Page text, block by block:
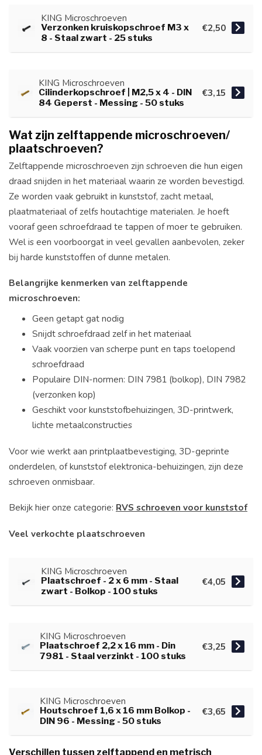
KING Microschroeven
Verzonken kruiskopschroef M3 x
8 - Staal zwart - 25 stuks
€2,50
KING Microschroeven
Cilinderkopschroef | M2,5 x 4 - DIN
84 Geperst - Messing - 50 stuks
€3,15
Wat zijn zelftappende microschroeven/
plaatschroeven?
Zelftappende microschroeven zijn schroeven die hun eigen
draad snijden in het materiaal waarin ze worden bevestigd.
Ze worden vaak gebruikt in kunststof, zacht metaal,
plaatmateriaal of zelfs houtachtige materialen. Je hoeft
vooraf geen schroefdraad te tappen of moer te gebruiken.
Wel is een voorboorgat in veel gevallen aanbevolen, zeker
bij harde kunststoffen of dunne metalen.
Belangrijke kenmerken van zelftappende
microschroeven:
Geen getapt gat nodig
Snijdt schroefdraad zelf in het materiaal
Vaak voorzien van scherpe punt en taps toelopend
schroefdraad
Populaire DIN-normen: DIN 7981 (bolkop), DIN 7982
(verzonken kop)
Geschikt voor kunststofbehuizingen, 3D-printwerk,
lichte metaalconstructies
Voor wie werkt aan printplaatbevestiging, 3D-geprinte
onderdelen, of kunststof elektronica-behuizingen, zijn deze
schroeven onmisbaar.
Bekijk hier onze categorie: RVS schroeven voor kunststof
Veel verkochte plaatschroeven
KING Microschroeven
Plaatschroef - 2 x 6 mm - Staal
zwart - Bolkop - 100 stuks
€4,05
KING Microschroeven
Plaatschroef 2,2 x 16 mm - Din
7981 - Staal verzinkt - 100 stuks
€3,25
KING Microschroeven
Houtschroef 1,6 x 16 mm Bolkop -
DIN 96 - Messing - 50 stuks
€3,65
Verschillen tussen zelftappend en metrisch